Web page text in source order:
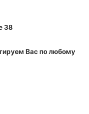
38
Вас по любому